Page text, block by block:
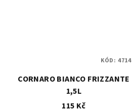
CORNARO BIANCO FRIZZANTE
1,5L
115 Kč
KÓD: 4714